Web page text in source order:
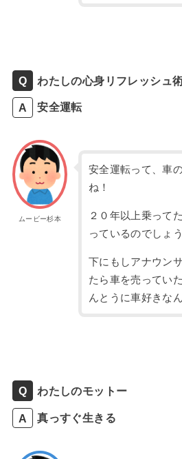
わたしの心身リフレッシュ
安全運転
ムービー杉本
安全運転って、車
ね！
２０年以上乗って
っているのでしょ
下にもしアナウン
たら車を売ってい
んとうに車好きな
わたしのモットー
真っすぐ生きる